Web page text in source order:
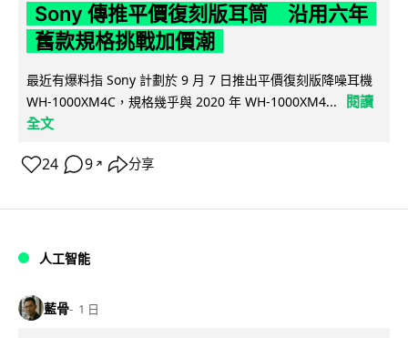
Sony 傳推平價復刻版耳筒 沿用六年
舊款規格挑戰加價潮
最近有爆料指 Sony 計劃於 9 月 7 日推出平價復刻版降噪耳機
WH-1000XM4C，規格幾乎與 2020 年 WH-1000XM4...
閱讀
全文
24 9 ↗ 分享
人工智能
藍骨 1 日